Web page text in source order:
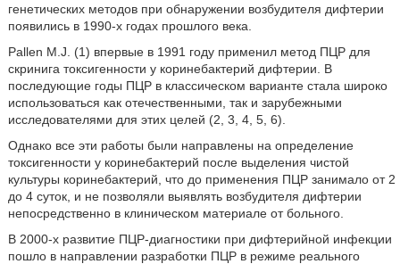
генетических методов при обнаружении возбудителя дифтерии
появились в 1990-х годах прошлого века.
Pallen M.J. (1) впервые в 1991 году применил метод ПЦР для
скринига токсигенности у коринебактерий дифтерии. В
последующие годы ПЦР в классическом варианте стала широко
использоваться как отечественными, так и зарубежными
исследователями для этих целей (2, 3, 4, 5, 6).
Однако все эти работы были направлены на определение
токсигенности у коринебактерий после выделения чистой
культуры коринебактерий, что до применения ПЦР занимало от 2
до 4 суток, и не позволяли выявлять возбудителя дифтерии
непосредственно в клиническом материале от больного.
В 2000-х развитие ПЦР-диагностики при дифтерийной инфекции
пошло в направлении разработки ПЦР в режиме реального